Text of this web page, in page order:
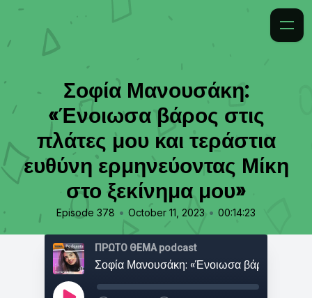
Σοφία Μανουσάκη:
«Ένοιωσα βάρος στις
πλάτες μου και τεράστια
ευθύνη ερμηνεύοντας Μίκη
στο ξεκίνημα μου»
Episode 378 • October 11, 2023 • 00:14:23
ΠΡΩΤΟ ΘΕΜΑ podcast